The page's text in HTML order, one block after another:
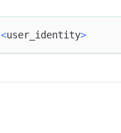
<user_identity>